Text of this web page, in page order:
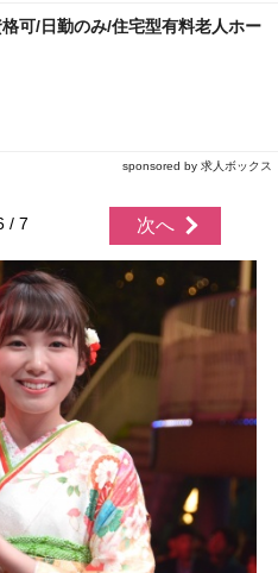
可/日勤のみ/住宅型有料老人ホー
sponsored by 求人ボックス
/ 7 次へ